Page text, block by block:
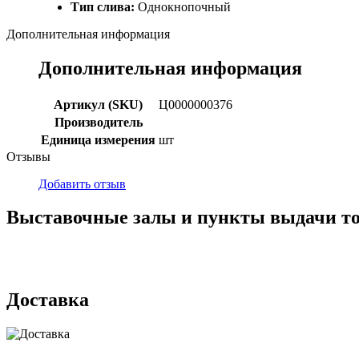
Тип слива: Однокнопочный
Дополнительная информация
Дополнительная информация
Артикул (SKU)
Ц0000000376
Производитель
Единица измерения шт
Отзывы
Добавить отзыв
Выставочные залы и пункты выдачи
Доставка